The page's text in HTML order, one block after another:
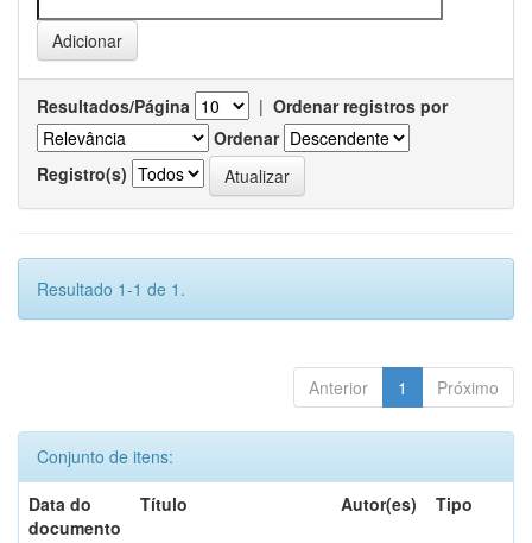
Resultados/Página | Ordenar registros por
Ordenar
Registro(s)
Resultado 1-1 de 1.
Anterior 1 Próximo
Conjunto de itens:
Data do
documento
Título Autor(es) Tipo